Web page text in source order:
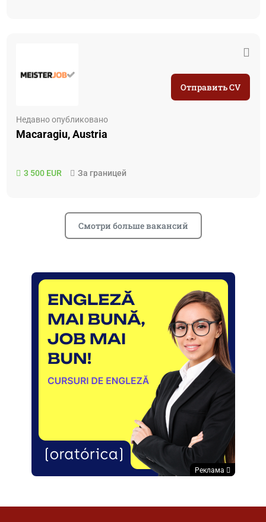
Недавно опубликовано
Macaragiu, Austria
3 500 EUR За границей
Отправить CV
Смотри больше вакансий
Реклама